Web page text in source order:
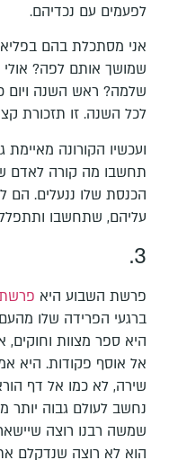
לפעמים עם נכדיהם.
אני מסתכלת בהם
שמושך אותם לפה? אולי
שלמה? ראש השנה ויום
לכל השנה. זו תזכורת
ועכשיו הקורונה
תחשבו מה קורה לאדם
הכנסת שלו ננעלים. הם
עליהם, שתחשבו
3.
פרשת השבוע היא פרשת
ברגעי הפרידה שלו
היא ספר מצוות וחוקים,
אל אוסף פקודות. היא
שירה, לא כמו אל דף
נחשב לעולם גבוה יותר
הוא לא רוצה שנדקלם